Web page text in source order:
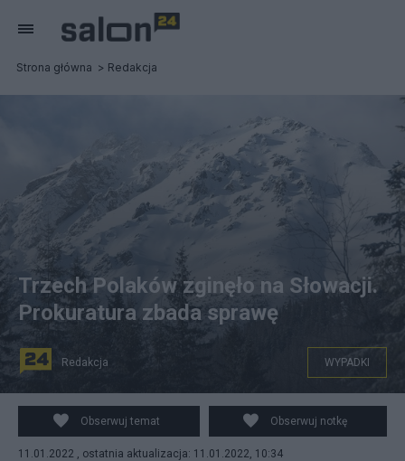
Strona główna Redakcja
Sprawa śmierci trzech Polaków na Gerlachu w Tatrach
została zarejestrowana w Prokuraturze Okręgowej w
Krakowie.
Trzech Polaków zginęło na Słowacji.
Prokuratura zbada sprawę
Redakcja WYPADKI
Obserwuj temat Obserwuj notkę
11.01.2022 , ostatnia aktualizacja: 11.01.2022, 10:34